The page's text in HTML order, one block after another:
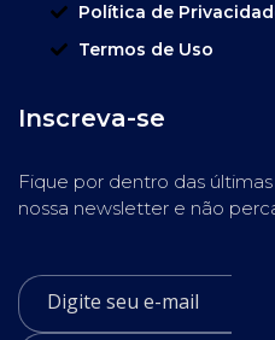
Política de
Termos de Uso
Inscreva-se
Fique por dentro das
nossa newsletter e não